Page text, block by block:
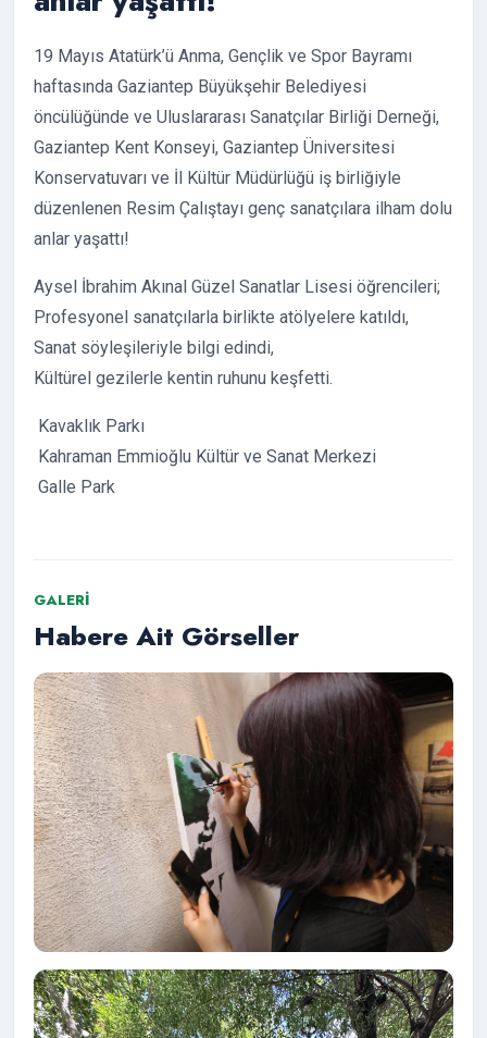
19 Mayıs Atatürk’ü Anma, Gençlik ve Spor Bayramı
haftasında Gaziantep Büyükşehir Belediyesi
öncülüğünde ve Uluslararası Sanatçılar Birliği Derneği,
Gaziantep Kent Konseyi, Gaziantep Üniversitesi
Konservatuvarı ve İl Kültür Müdürlüğü iş birliğiyle
düzenlenen Resim Çalıştayı genç sanatçılara ilham dolu
anlar yaşattı!
Aysel İbrahim Akınal Güzel Sanatlar Lisesi öğrencileri;
Profesyonel sanatçılarla birlikte atölyelere katıldı,
Sanat söyleşileriyle bilgi edindi,
Kültürel gezilerle kentin ruhunu keşfetti.
Kavaklık Parkı
Kahraman Emmioğlu Kültür ve Sanat Merkezi
Galle Park
GALERI
Habere Ait Görseller